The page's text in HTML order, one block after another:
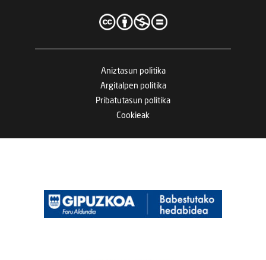
Aniztasun politika
Argitalpen politika
Pribatutasun politika
Cookieak